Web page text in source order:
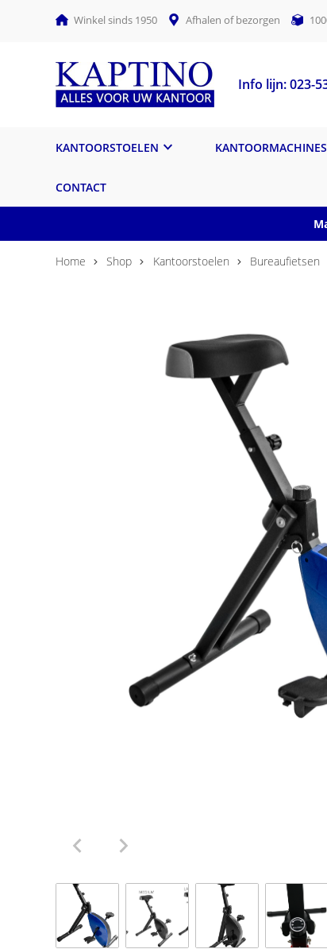
Winkel sinds 1950 Afhalen of bezorgen
Info lijn: 023-
KANTOORSTOELEN KANTOORMACHINES
CONTACT
Home Shop Kantoorstoelen Bureaufietsen